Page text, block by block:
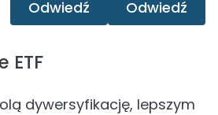
Odwiedź Odwiedź
ETF
dywersyfikację, lepszym